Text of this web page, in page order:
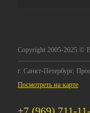
Copyright 2005-2025 ©
г. Санкт-Петербург,
Посмотреть на карте